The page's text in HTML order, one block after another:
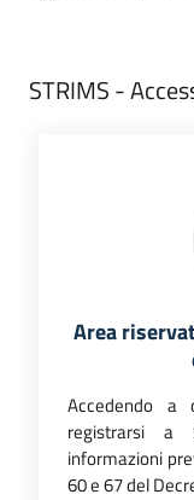
STRIMS -
Area
Accedendo a
registrarsi a
informazioni
60 e 67 del